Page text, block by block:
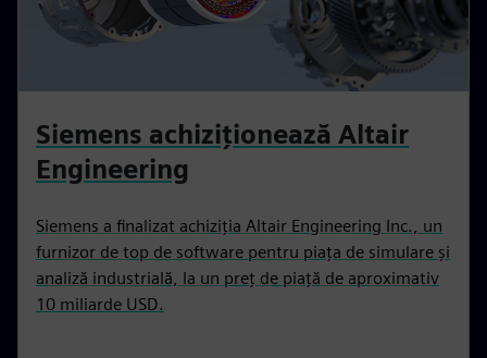
Siemens achiziționează Altair
Engineering
Siemens a finalizat achiziția Altair Engineering Inc., un
furnizor de top de software pentru piața de simulare și
analiză industrială, la un preț de piață de aproximativ
10 miliarde USD.